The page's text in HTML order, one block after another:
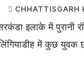
CHHATTISGARH
इलाके में पुरानी
में कुछ युवक